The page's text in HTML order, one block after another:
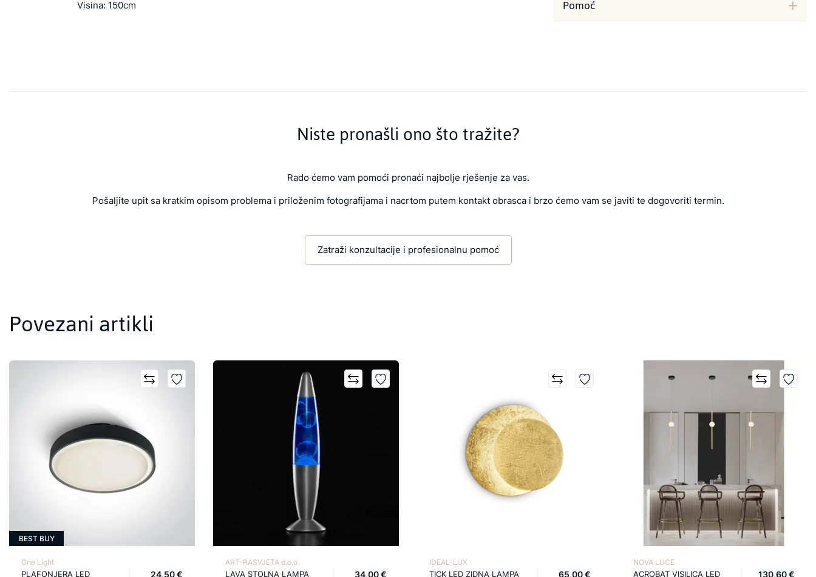
Visina: 150cm Pomoć
Niste pronašli ono što tražite?
Rado ćemo vam pomoći pronaći najbolje rješenje za vas.
Pošaljite upit sa kratkim opisom problema i priloženim fotografijama i nacrtom putem kontakt obrasca i brzo ćemo vam se javiti te dogovoriti termin.
Zatraži konzultacije i profesionalnu pomoć
Povezani artikli
BEST BUY
One Light
PLAFONJERA LED
24,50 €
ART-RASVJETA d.o.o.
LAVA STOLNA LAMPA
34,00 €
IDEAL-LUX
TICK LED ZIDNA LAMPA
65,00 €
NOVA LUCE
ACROBAT VISILICA LED
130,60 €